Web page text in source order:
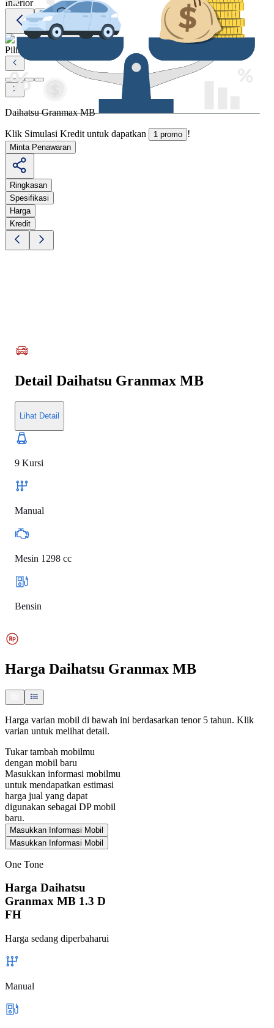
Interior
Pilihan Warna
Daihatsu Granmax MB
Klik Simulasi Kredit untuk dapatkan 1 promo !
Minta Penawaran
Ringkasan
Spesifikasi
Harga
Kredit
Detail Daihatsu Granmax MB
Lihat Detail
9 Kursi
Manual
Mesin 1298 cc
Bensin
Harga Daihatsu Granmax MB
Harga varian mobil di bawah ini berdasarkan tenor 5 tahun. Klik
varian untuk melihat detail.
Tukar tambah mobilmu
dengan mobil baru
Masukkan informasi mobilmu
untuk mendapatkan estimasi
harga jual yang dapat
digunakan sebagai DP mobil
baru.
Masukkan Informasi Mobil
Masukkan Informasi Mobil
One Tone
Harga Daihatsu
Granmax MB 1.3 D
FH
Harga sedang diperbaharui
Manual